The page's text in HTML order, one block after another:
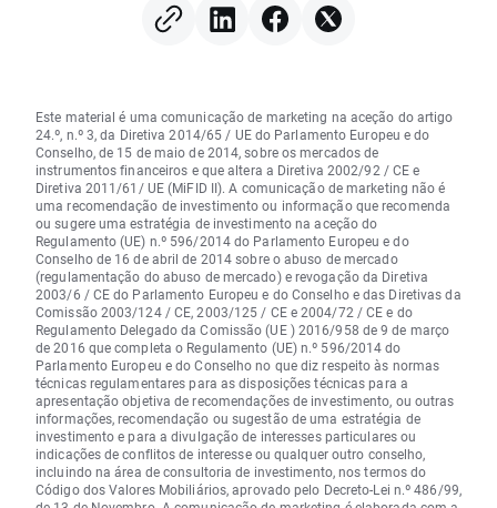
Este material é uma comunicação de marketing na aceção do artigo
24.º, n.º 3, da Diretiva 2014/65 / UE do Parlamento Europeu e do
Conselho, de 15 de maio de 2014, sobre os mercados de
instrumentos financeiros e que altera a Diretiva 2002/92 / CE e
Diretiva 2011/61/ UE (MiFID II). A comunicação de marketing não é
uma recomendação de investimento ou informação que recomenda
ou sugere uma estratégia de investimento na aceção do
Regulamento (UE) n.º 596/2014 do Parlamento Europeu e do
Conselho de 16 de abril de 2014 sobre o abuso de mercado
(regulamentação do abuso de mercado) e revogação da Diretiva
2003/6 / CE do Parlamento Europeu e do Conselho e das Diretivas da
Comissão 2003/124 / CE, 2003/125 / CE e 2004/72 / CE e do
Regulamento Delegado da Comissão (UE ) 2016/958 de 9 de março
de 2016 que completa o Regulamento (UE) n.º 596/2014 do
Parlamento Europeu e do Conselho no que diz respeito às normas
técnicas regulamentares para as disposições técnicas para a
apresentação objetiva de recomendações de investimento, ou outras
informações, recomendação ou sugestão de uma estratégia de
investimento e para a divulgação de interesses particulares ou
indicações de conflitos de interesse ou qualquer outro conselho,
incluindo na área de consultoria de investimento, nos termos do
Código dos Valores Mobiliários, aprovado pelo Decreto-Lei n.º 486/99,